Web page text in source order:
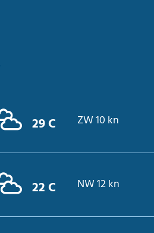
29 C ZW 10 kn
22 C NW 12 kn